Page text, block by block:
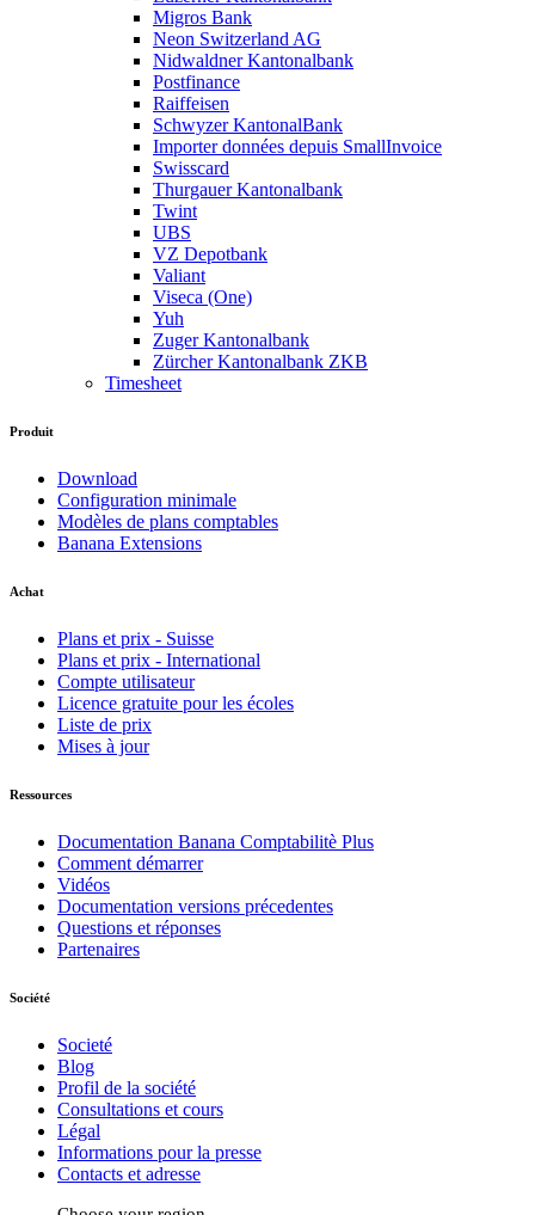
Migros Bank
Neon Switzerland AG
Nidwaldner Kantonalbank
Postfinance
Raiffeisen
Schwyzer KantonalBank
Importer données depuis SmallInvoice
Swisscard
Thurgauer Kantonalbank
Twint
UBS
VZ Depotbank
Valiant
Viseca (One)
Yuh
Zuger Kantonalbank
Zürcher Kantonalbank ZKB
Timesheet
Produit
Download
Configuration minimale
Modèles de plans comptables
Banana Extensions
Achat
Plans et prix - Suisse
Plans et prix - International
Compte utilisateur
Licence gratuite pour les écoles
Liste de prix
Mises à jour
Ressources
Documentation Banana Comptabilitè Plus
Comment démarrer
Vidéos
Documentation versions précedentes
Questions et réponses
Partenaires
Société
Societé
Blog
Profil de la société
Consultations et cours
Légal
Informations pour la presse
Contacts et adresse